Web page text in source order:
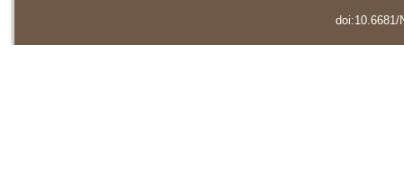
doi:10.6681/